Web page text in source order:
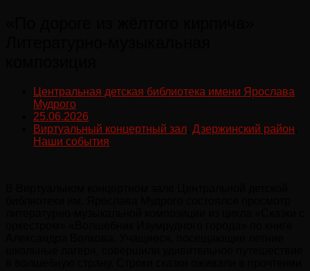
Центральная детская библиотека имени Ярослава
Мудрого
25.06.2026
Виртуальный концертный зал Дзержинский район
Наши события